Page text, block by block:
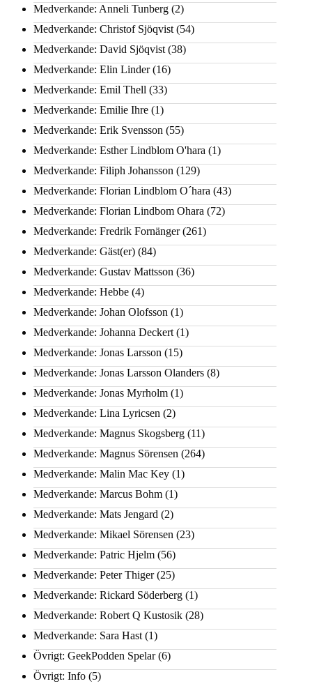
Medverkande: Anneli Tunberg (2)
Medverkande: Christof Sjöqvist (54)
Medverkande: David Sjöqvist (38)
Medverkande: Elin Linder(16)
Medverkande: Emil Thell (33)
Medverkande: Emilie Ihre (1)
Medverkande: Erik Svensson (55)
Medverkande: Esther Lindblom O'hara (1)
Medverkande: Filiph Johansson (129)
Medverkande: Florian Lindblom O´hara (43)
Medverkande: Florian Lindbom Ohara (72)
Medverkande: Fredrik Fornänger(261)
Medverkande: Gäst(er) (84)
Medverkande: Gustav Mattsson (36)
Medverkande: Hebbe (4)
Medverkande: Johan Olofsson (1)
Medverkande: Johanna Deckert (1)
Medverkande: Jonas Larsson (15)
Medverkande: Jonas Larsson Olanders (8)
Medverkande: Jonas Myrholm (1)
Medverkande: Lina Lyricsen (2)
Medverkande: Magnus Skogsberg (11)
Medverkande: Magnus Sörensen (264)
Medverkande: Malin Mac Key (1)
Medverkande: Marcus Bohm (1)
Medverkande: Mats Jengard (2)
Medverkande: Mikael Sörensen (23)
Medverkande: Patric Hjelm (56)
Medverkande: Peter Thiger(25)
Medverkande: Rickard Söderberg (1)
Medverkande: Robert Q Kustosik (28)
Medverkande: Sara Hast (1)
Övrigt: GeekPodden Spelar(6)
Övrigt: Info (5)